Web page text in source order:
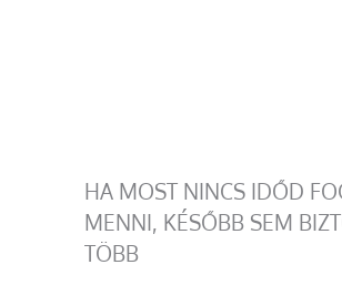
HA MOST NINCS IDŐD
MENNI, KÉSŐBB SEM
TÖBB